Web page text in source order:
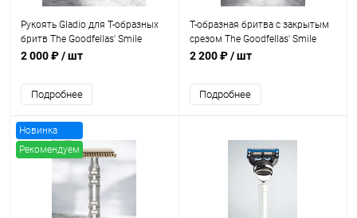
Рукоять Gladio для Т-образных
бритв The Goodfellas' Smile
2 000 ₽/ шт
Подробнее
Т-образная бритва с закрытым
срезом The Goodfellas' Smile
Cliffhanger
2 200 ₽/ шт
Подробнее
Новинка
Рекомендуем